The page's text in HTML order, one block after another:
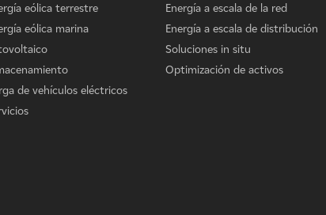
eólica terrestre
eólica marina
de vehículos eléctricos
Energía a escala de la red
Energía a escala de distribución
Soluciones in situ
Optimización de activos